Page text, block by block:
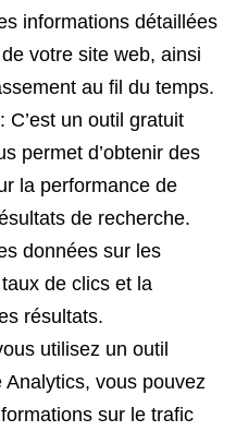
informations détaillées
votre site web, ainsi
au fil du temps.
C’est un outil gratuit
permet d’obtenir des
la performance de
de recherche.
données sur les
de clics et la
résultats.
utilisez un outil
Analytics, vous pouvez
sur le trafic